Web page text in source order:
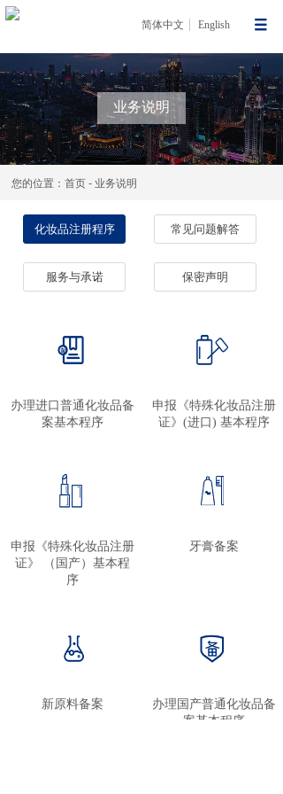
简体中文 English
业务说明
您的位置：首页 - 业务说明
常见问题解答
化妆品注册程序
保密声明
服务与承诺
办理进口普通化妆品备
案基本程序
申报《特殊化妆品注册
证》(进口) 基本程序
申报《特殊化妆品注册
证》 （国产）基本程
序
牙膏备案
新原料备案
办理国产普通化妆品备
案基本程序